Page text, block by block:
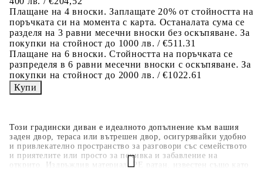
Този градински диван е идеалното допълнение към вашия
заден двор, тераса или вътрешен двор, осигурявайки удобно
и привлекателно пространство за разговори със семейството
и приятелите или просто за почивка и забавление на
открито. Издръжлив материал: PE ратан, известен също като
Плащане на 4 вноски. Заплащате 20% от стойността на
поръчката си на момента с карта. Останалата сума се
разделя на 3 равни месечни вноски без оскъпяване. За
покупки на стойност до 1000 лв. / €511.31
Плащане на 6 вноски. Стойността на поръчката се
разпределя в 6 равни месечни вноски с оскъпяване. За
покупки на стойност до 2000 лв. / €1022.61